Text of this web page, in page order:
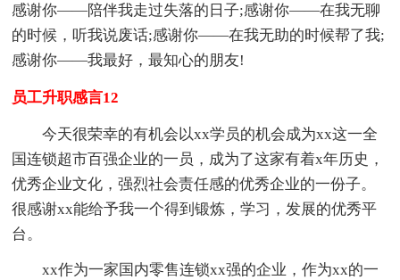
感谢你――陪伴我走过失落的日子;感谢你――在我无聊
的时候，听我说废话;感谢你――在我无助的时候帮了我;
感谢你――我最好，最知心的朋友!
员工升职感言12
今天很荣幸的有机会以xx学员的机会成为xx这一全
国连锁超市百强企业的一员，成为了这家有着x年历史，
优秀企业文化，强烈社会责任感的优秀企业的一份子。
很感谢xx能给予我一个得到锻炼，学习，发展的优秀平
台。
xx作为一家国内零售连锁xx强的企业，作为xx的一